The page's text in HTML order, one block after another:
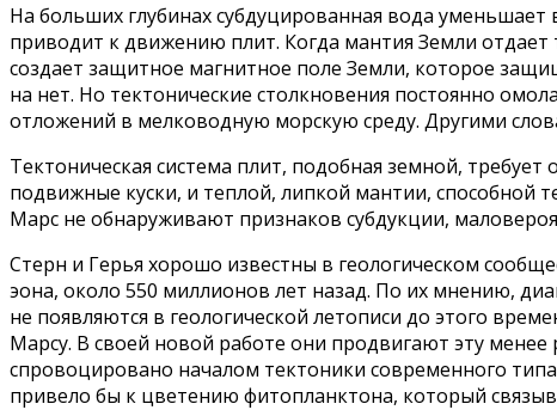
На больших глубинах субдуцированная вода
приводит к движению плит. Когда мантия Земли
создает защитное магнитное поле Земли, которое
на нет. Но тектонические столкновения постоянно
отложений в мелководную морскую среду. Другими
Тектоническая система плит, подобная земной,
подвижные куски, и теплой, липкой мантии, способной
Марс не обнаруживают признаков субдукции,
Стерн и Герья хорошо известны в геологическом
эона, около 550 миллионов лет назад. По их мнению,
не появляются в геологической летописи до этого
Марсу. В своей новой работе они продвигают эту
спровоцировано началом тектоники современного
привело бы к цветению фитопланктона, который